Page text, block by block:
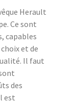
Herault
Ce sont
capables
et de
Il faut
des
est